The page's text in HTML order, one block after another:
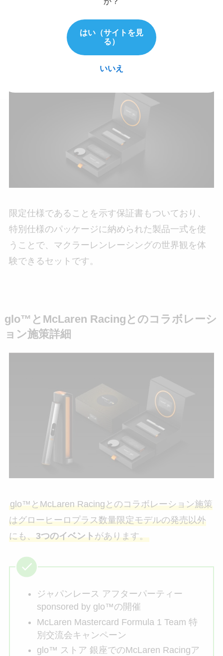
るパパイヤカラーを配色し、本体のカラーリング
との一体感を出しています。
限定仕様であることを示す保証書もついており、
特別仕様のパッケージに納められた製品一式を使
うことで、マクラーレンレーシングの世界観を体
験できるセットです。
glo™とMcLaren Racingとのコラボレーシ
ョン施策詳細
glo™とMcLaren Racingとのコラボレーション施策
はグローヒーロプラス数量限定モデルの発売以外
にも、3つのイベントがあります。
ジャパンレース アフターパーティー
sponsored by glo™の開催
McLaren Mastercard Formula 1 Team 特
別交流会キャンペーン
glo™ ストア 銀座でのMcLaren Racingア
はい（サイトを見
る）
いいえ